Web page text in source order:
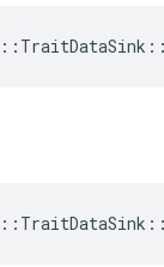
:: TraitDataSink ::
:: TraitDataSink ::